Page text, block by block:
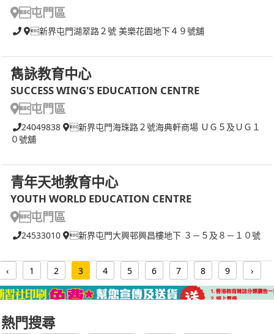
屯門區
新界屯門湖翠路２號 美樂花園地下４９號舖
雋詠教育中心
SUCCESS WING'S EDUCATION CENTRE
屯門區
24049838
新界屯門海珠路２號海典軒商場 ＵＧ５及ＵＧ１
０號舖
青年天地教育中心
YOUTH WORLD EDUCATION CENTRE
屯門區
24533010 新界屯門大興邨興昌樓地下 ３－５及８－１０號
‹ 1 2 3 4 5 6 7 8 9 ›
熱門搜尋